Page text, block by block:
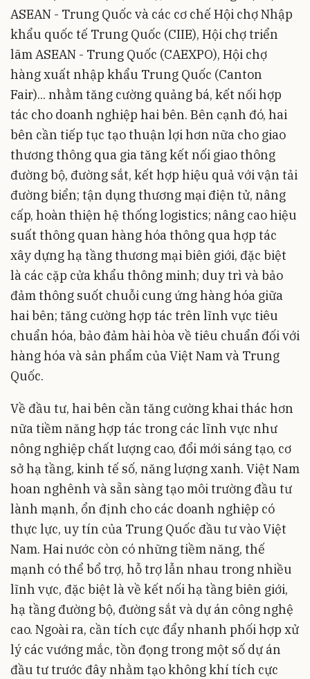
ASEAN - Trung Quốc và các cơ chế Hội chợ Nhập
khẩu quốc tế Trung Quốc (CIIE), Hội chợ triển
lãm ASEAN - Trung Quốc (CAEXPO), Hội chợ
hàng xuất nhập khẩu Trung Quốc (Canton
Fair)... nhằm tăng cường quảng bá, kết nối hợp
tác cho doanh nghiệp hai bên. Bên cạnh đó, hai
bên cần tiếp tục tạo thuận lợi hơn nữa cho giao
thương thông qua gia tăng kết nối giao thông
đường bộ, đường sắt, kết hợp hiệu quả với vận tải
đường biển; tận dụng thương mại điện tử, nâng
cấp, hoàn thiện hệ thống logistics; nâng cao hiệu
suất thông quan hàng hóa thông qua hợp tác
xây dựng hạ tầng thương mại biên giới, đặc biệt
là các cặp cửa khẩu thông minh; duy trì và bảo
đảm thông suốt chuỗi cung ứng hàng hóa giữa
hai bên; tăng cường hợp tác trên lĩnh vực tiêu
chuẩn hóa, bảo đảm hài hòa về tiêu chuẩn đối với
hàng hóa và sản phẩm của Việt Nam và Trung
Quốc.
Về đầu tư, hai bên cần tăng cường khai thác hơn
nữa tiềm năng hợp tác trong các lĩnh vực như
nông nghiệp chất lượng cao, đổi mới sáng tạo, cơ
sở hạ tầng, kinh tế số, năng lượng xanh. Việt Nam
hoan nghênh và sẵn sàng tạo môi trường đầu tư
lành mạnh, ổn định cho các doanh nghiệp có
thực lực, uy tín của Trung Quốc đầu tư vào Việt
Nam. Hai nước còn có những tiềm năng, thế
mạnh có thể bổ trợ, hỗ trợ lẫn nhau trong nhiều
lĩnh vực, đặc biệt là về kết nối hạ tầng biên giới,
hạ tầng đường bộ, đường sắt và dự án công nghệ
cao. Ngoài ra, cần tích cực đẩy nhanh phối hợp xử
lý các vướng mắc, tồn đọng trong một số dự án
đầu tư trước đây nhằm tạo không khí tích cực